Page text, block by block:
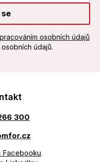
osobních údajů
údajů.
300
Facebooku